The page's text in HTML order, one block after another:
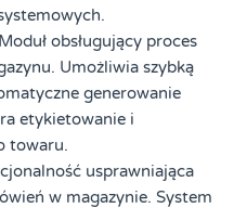
Moduł obsługujący proces
Umożliwia szybką
generowanie
etykietowanie i
towaru.
usprawniająca
w magazynie. System